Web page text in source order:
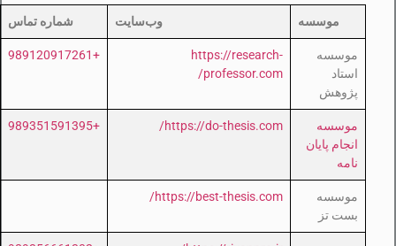
موسسه وب‌سایت شماره تماس
موسسه
استاد
پژوهش
https://research-
professor.com/
+989120917261
موسسه
انجام پایان
نامه
https://do-thesis.com/
+989351591395
موسسه
بست تز
https://best-thesis.com/